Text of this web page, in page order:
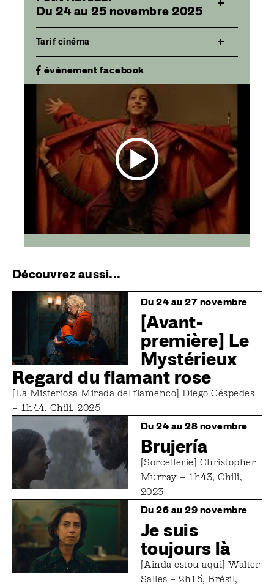
Du 24 au 25 novembre 2025
Tarif cinéma
événement facebook
Découvrez aussi...
Image Du 24 au 27 novembre
[Avant-
première] Le
Mystérieux
Regard du flamant rose
[La Misteriosa Mirada del flamenco] Diego Céspedes
– 1h44, Chili, 2025
Du 24 au 28 novembre
Brujería
[Sorcellerie] Christopher
Murray – 1h43, Chili,
2023
Image
Du 26 au 29 novembre
Je suis
toujours là
[Ainda estou aqui] Walter
Salles – 2h15, Brésil,